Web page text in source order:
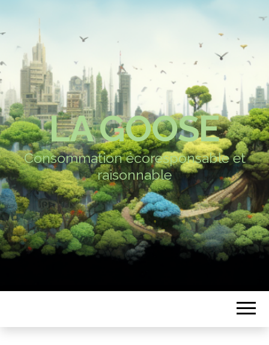
LA GOOSE
Consommation écoresponsable et
raisonnable